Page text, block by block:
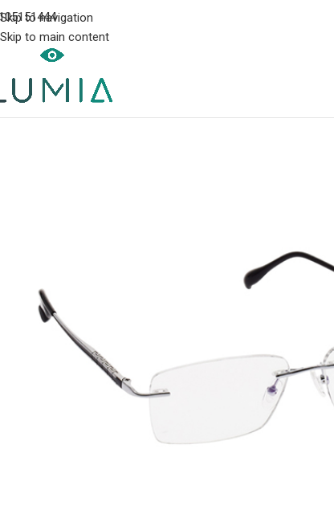
Skip to navigation
Skip to main content